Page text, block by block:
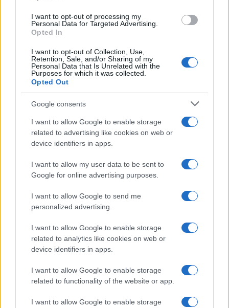
I want to opt-out of processing my
Personal Data for Targeted Advertising.
Opted In
I want to opt-out of Collection, Use,
Retention, Sale, and/or Sharing of my
Personal Data that Is Unrelated with the
Purposes for which it was collected.
Opted Out
Google consents
I want to allow Google to enable storage
related to advertising like cookies on web or
device identifiers in apps.
I want to allow my user data to be sent to
Google for online advertising purposes.
I want to allow Google to send me
personalized advertising.
I want to allow Google to enable storage
related to analytics like cookies on web or
device identifiers in apps.
I want to allow Google to enable storage
related to functionality of the website or app.
I want to allow Google to enable storage
El Ibex 35 alcanza máximos históricos: ¿Qué está impulsando
esta subida?
Lucía Herrera · 10 Ago 2026
CRIPTOMONEDAS
Criptomonedas en 2026: análisis de precios y adopción global